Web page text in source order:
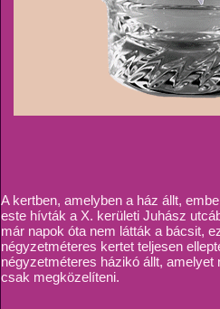
A kertben, amelyben a ház állt,
este hívták a X. kerületi Juhász
már napok óta nem látták a bácsit,
négyzetméteres kertet teljesen
négyzetméteres házikó állt, amelyet
csak megközelíteni.